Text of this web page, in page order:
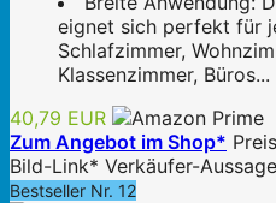
eignet sich perfekt für
Schlafzimmer,
Klassenzimmer, Büros...
40,79 EUR
Zum Angebot im Shop*
Bild-Link* Verkäufer-
Bestseller Nr. 12